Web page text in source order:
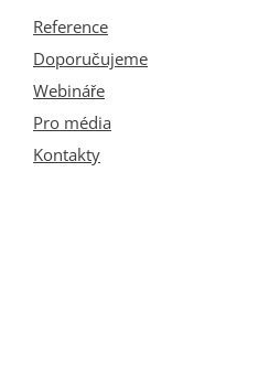
Reference
Doporučujeme
Webináře
Pro média
Kontakty